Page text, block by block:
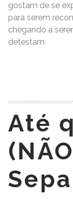
gostam de se
para serem
chegando a
detestam
Até